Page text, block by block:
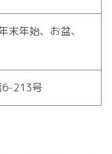
末年始、お盆、
213号